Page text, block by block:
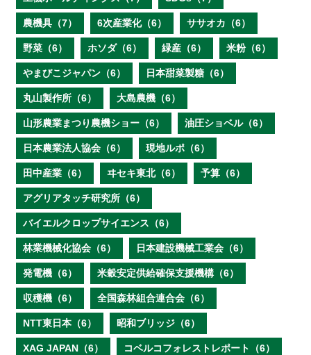
農機具（7） 6次産業化（6） ササオカ（6）
野菜（6） ホソダ（6） 緑産（6） 米粉（6）
やまびこジャパン（6） 日本甜菜製糖（6）
丸山製作所（6） 大島農機（6）
山形農業まつり農機ショー（6） 油圧ショベル（6）
日本農業法人協会（6） 現地ルポ（6）
田中産業（6） ヰセキ東北（6） 予算（6）
アグリアタッチ研究所（6）
バイエルクロップサイエンス（6）
林業機械化協会（6） 日本建設機械工業会（6）
発電機（6） 米穀安定供給確保支援機構（6）
収穫機（6） 全国森林組合連合会（6）
NTT東日本（6） 昭和ブリッジ（6）
XAG JAPAN（6） コベルコフォレストレポート（6）